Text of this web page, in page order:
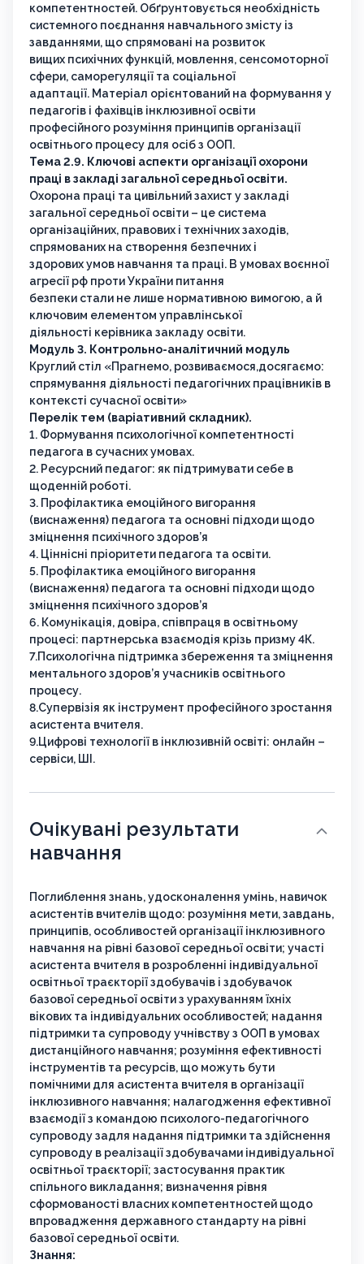
компетентностей. Обґрунтовується необхідність
системного поєднання навчального змісту із
завданнями, що спрямовані на розвиток
вищих психічних функцій, мовлення, сенсомоторної
сфери, саморегуляції та соціальної
адаптації. Матеріал орієнтований на формування у
педагогів і фахівців інклюзивної освіти
професійного розуміння принципів організації
освітнього процесу для осіб з ООП.
Тема 2.9. Ключові аспекти організації охорони
праці в закладі загальної середньої освіти.
Охорона праці та цивільний захист у закладі
загальної середньої освіти – це система
організаційних, правових і технічних заходів,
спрямованих на створення безпечних і
здорових умов навчання та праці. В умовах воєнної
агресії рф проти України питання
безпеки стали не лише нормативною вимогою, а й
ключовим елементом управлінської
діяльності керівника закладу освіти.
Модуль 3. Контрольно-аналітичний модуль
Круглий стіл «Прагнемо, розвиваємося,досягаємо:
спрямування діяльності педагогічних працівників в
контексті сучасної освіти»
Перелік тем (варіативний складник).
1. Формування психологічної компетентності
педагога в сучасних умовах.
2. Ресурсний педагог: як підтримувати себе в
щоденній роботі.
3. Профілактика емоційного вигорання
(виснаження) педагога та основні підходи щодо
зміцнення психічного здоров’я
4. Ціннісні пріоритети педагога та освіти.
5. Профілактика емоційного вигорання
(виснаження) педагога та основні підходи щодо
зміцнення психічного здоров’я
6. Комунікація, довіра, співпраця в освітньому
процесі: партнерська взаємодія крізь призму 4К.
7.Психологічна підтримка збереження та зміцнення
ментального здоров’я учасників освітнього
процесу.
8.Супервізія як інструмент професійного зростання
асистента вчителя.
9.Цифрові технології в інклюзивній освіті: онлайн –
сервіси, ШІ.
Очікувані результати
навчання
Поглиблення знань, удосконалення умінь, навичок
асистентів вчителів щодо: розуміння мети, завдань,
принципів, особливостей організації інклюзивного
навчання на рівні базової середньої освіти; участі
асистента вчителя в розробленні індивідуальної
освітньої траєкторії здобувачів і здобувачок
базової середньої освіти з урахуванням їхніх
вікових та індивідуальних особливостей; надання
підтримки та супроводу учнівству з ООП в умовах
дистанційного навчання; розуміння ефективності
інструментів та ресурсів, що можуть бути
помічними для асистента вчителя в організації
інклюзивного навчання; налагодження ефективної
взаємодії з командою психолого-педагогічного
супроводу задля надання підтримки та здійснення
супроводу в реалізації здобувачами індивідуальної
освітньої траєкторії; застосування практик
спільного викладання; визначення рівня
сформованості власних компетентностей щодо
впровадження державного стандарту на рівні
базової середньої освіти.
Знання: